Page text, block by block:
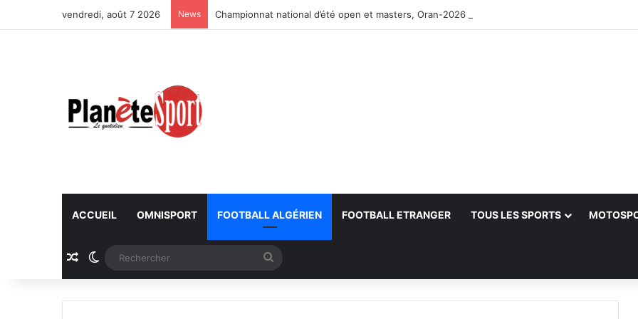
vendredi, août 7 2026 News Championnat national d’été open et masters, Oran-2026 — Le CRB s’adjuge le titre
ACCUEIL OMNISPORT FOOTBALL ALGÉRIEN FOOTBALL ETRANGER TOUS LES SPORTS
Article Aléatoire
Switch skin